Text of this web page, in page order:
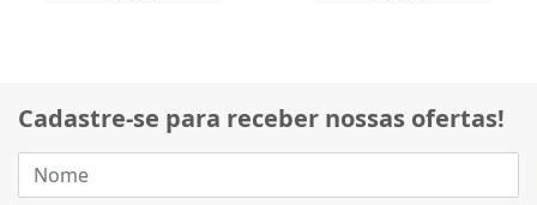
Cadastre-se para receber nossas ofertas!